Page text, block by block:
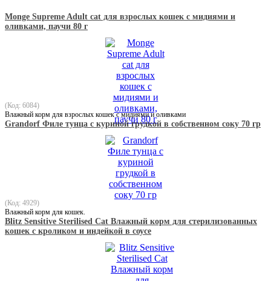
Monge Supreme Adult cat для взрослых кошек с мидиями и
оливками, паучи 80 г
(Код: 6084)
Влажный корм для взрослых кошек с мидиями и оливками
Grandorf Филе тунца с куриной грудкой в собственном соку 70 гр
(Код: 4929)
Влажный корм для кошек.
Blitz Sensitive Sterilised Cat Влажный корм для стерилизованных
кошек с кроликом и индейкой в соусе